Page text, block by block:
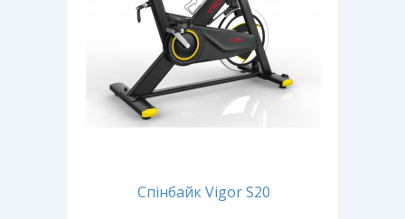
Спінбайк Vigor S20